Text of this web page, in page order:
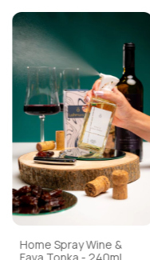
Home Spray Wine &
Fava Tonka - 240ml